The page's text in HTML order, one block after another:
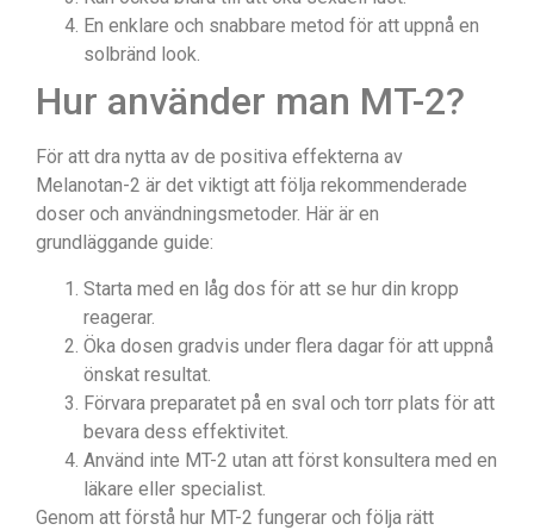
En enklare och snabbare metod för att uppnå en
solbränd look.
Hur använder man MT-2?
För att dra nytta av de positiva effekterna av
Melanotan-2 är det viktigt att följa rekommenderade
doser och användningsmetoder. Här är en
grundläggande guide:
Starta med en låg dos för att se hur din kropp
reagerar.
Öka dosen gradvis under flera dagar för att uppnå
önskat resultat.
Förvara preparatet på en sval och torr plats för att
bevara dess effektivitet.
Använd inte MT-2 utan att först konsultera med en
läkare eller specialist.
Genom att förstå hur MT-2 fungerar och följa rätt